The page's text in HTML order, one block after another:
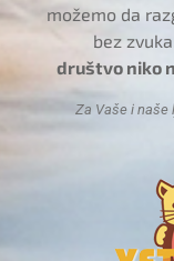
možemo da
bez
društvo niko
Za Vaše i naše